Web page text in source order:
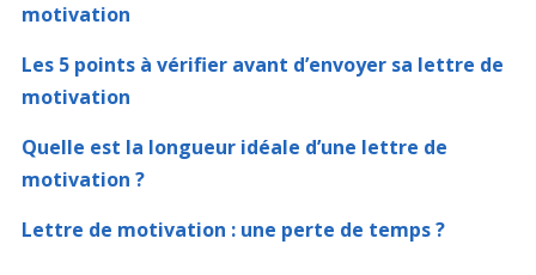
motivation
Les 5 points à vérifier avant d’envoyer sa lettre de
motivation
Quelle est la longueur idéale d’une lettre de
motivation ?
Lettre de motivation : une perte de temps ?